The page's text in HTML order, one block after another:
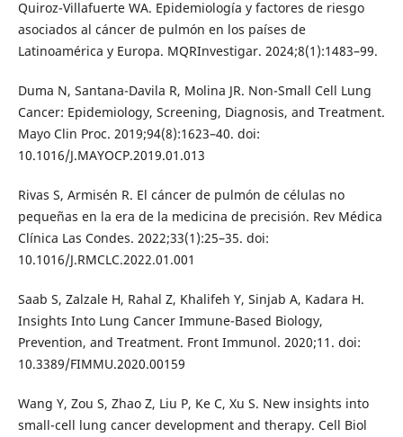
Quiroz-Villafuerte WA. Epidemiología y factores de riesgo
asociados al cáncer de pulmón en los países de
Latinoamérica y Europa. MQRInvestigar. 2024;8(1):1483–99.
Duma N, Santana-Davila R, Molina JR. Non-Small Cell Lung
Cancer: Epidemiology, Screening, Diagnosis, and Treatment.
Mayo Clin Proc. 2019;94(8):1623–40. doi:
10.1016/J.MAYOCP.2019.01.013
Rivas S, Armisén R. El cáncer de pulmón de células no
pequeñas en la era de la medicina de precisión. Rev Médica
Clínica Las Condes. 2022;33(1):25–35. doi:
10.1016/J.RMCLC.2022.01.001
Saab S, Zalzale H, Rahal Z, Khalifeh Y, Sinjab A, Kadara H.
Insights Into Lung Cancer Immune-Based Biology,
Prevention, and Treatment. Front Immunol. 2020;11. doi:
10.3389/FIMMU.2020.00159
Wang Y, Zou S, Zhao Z, Liu P, Ke C, Xu S. New insights into
small-cell lung cancer development and therapy. Cell Biol